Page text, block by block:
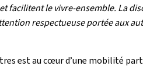
le vivre‑ensemble. La
respectueuse portée aux
est au cœur d’une mobilité